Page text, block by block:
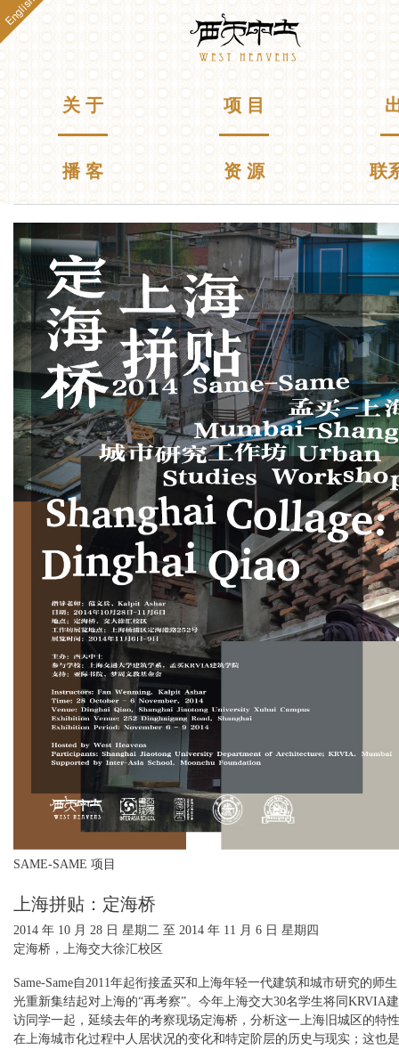
跳
转
到
主
要
内
容
Westheavens
English
主菜单 关 于 项 目
播 客 资 源 联
SAME-SAME 项目
上海拼贴：定海桥
2014 年 10 月 28 日 星期二 至 2014 年 11 月 6 日 星期四
定海桥，上海交大徐汇校区
Same-Same自2011年起衔接孟买和上海年轻一代建筑和城市研究的师
光重新集结起对上海的“再考察”。今年上海交大30名学生将同KRVIA
访同学一起，延续去年的考察现场定海桥，分析这一上海旧城区的特
在上海城市化过程中人居状况的变化和特定阶层的历史与现实；这也